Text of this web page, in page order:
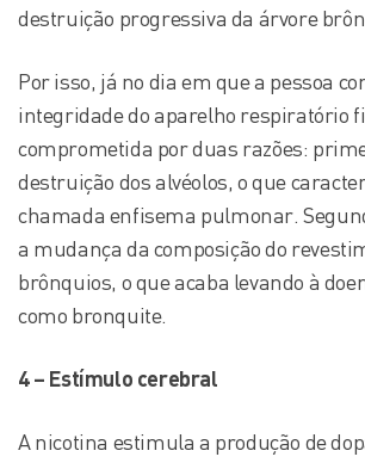
destruição progressiva da árvore
Por isso, já no dia em que a pessoa
integridade do aparelho respiratório
comprometida por duas razões:
destruição dos alvéolos, o que
chamada enfisema pulmonar.
a mudança da composição do
brônquios, o que acaba levando à
como bronquite.
4 – Estímulo cerebral
A nicotina estimula a produção de